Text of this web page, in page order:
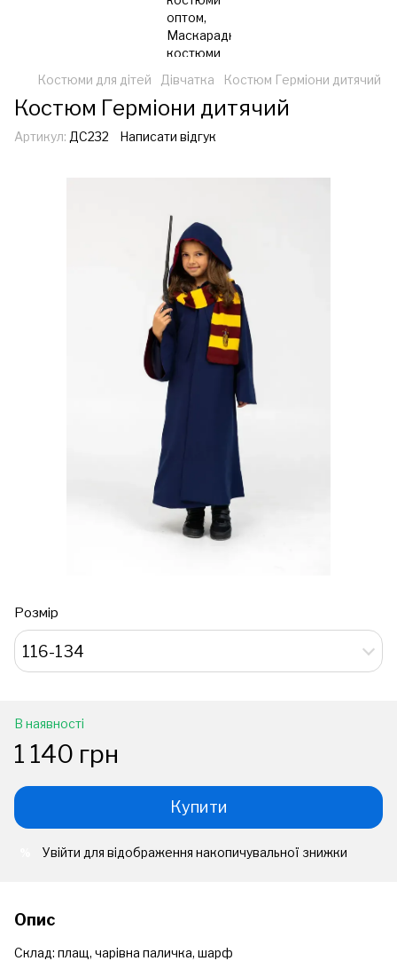
Костюми для дітей Дівчатка Костюм Герміони дитячий
Костюм Герміони дитячий
Артикул: ДС232 Написати відгук
Розмір
116-134
В наявності
1 140 грн
Купити
Увійти для відображення накопичувальної знижки
Опис
Склад: плащ, чарівна паличка, шарф